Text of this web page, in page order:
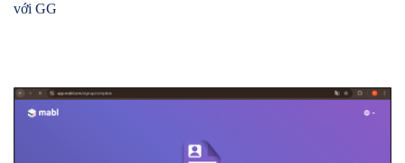
với GG